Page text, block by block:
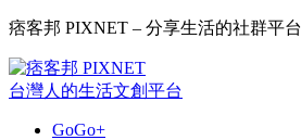
痞客邦 PIXNET – 分享生活的社群平台
台灣人的生活文創平台
GoGo+